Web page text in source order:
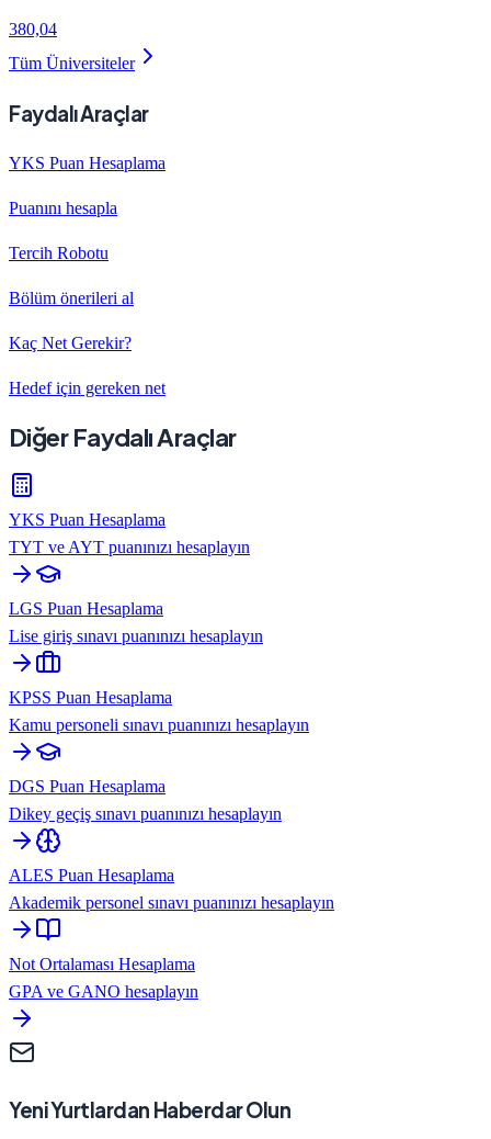
380,04
Tüm Üniversiteler
Faydalı Araçlar
YKS Puan Hesaplama
Puanını hesapla
Tercih Robotu
Bölüm önerileri al
Kaç Net Gerekir?
Hedef için gereken net
Diğer Faydalı Araçlar
YKS Puan Hesaplama
TYT ve AYT puanınızı hesaplayın
LGS Puan Hesaplama
Lise giriş sınavı puanınızı hesaplayın
KPSS Puan Hesaplama
Kamu personeli sınavı puanınızı hesaplayın
DGS Puan Hesaplama
Dikey geçiş sınavı puanınızı hesaplayın
ALES Puan Hesaplama
Akademik personel sınavı puanınızı hesaplayın
Not Ortalaması Hesaplama
GPA ve GANO hesaplayın
Yeni Yurtlardan Haberdar Olun